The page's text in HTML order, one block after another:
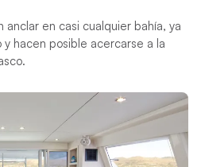
anclar en casi cualquier bahía, ya
y hacen posible acercarse a la